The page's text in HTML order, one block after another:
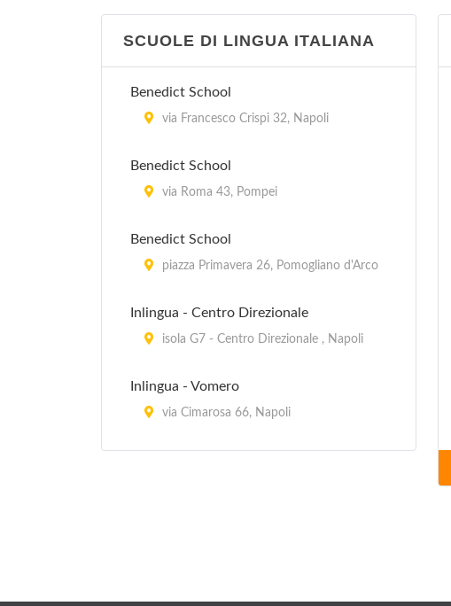
Biblioteca Vittorio Emanuele III
La Biblioteca
SCUOLE DI LINGUA ITALIANA
Benedict School
via Francesco Crispi 32, Napoli
Benedict School
via Roma 43, Pompei
Benedict School
piazza Primavera 26, Pomogliano d'Arco
Inlingua - Centro Direzionale
isola G7 - Centro Direzionale , Napoli
Inlingua - Vomero
via Cimarosa 66, Napoli